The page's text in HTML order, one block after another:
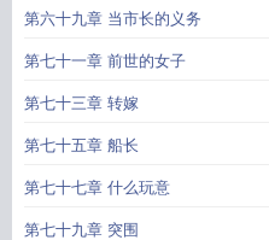
第六十九章 当市长的义务
第七十一章 前世的女子
第七十三章 转嫁
第七十五章 船长
第七十七章 什么玩意
第七十九章 突围